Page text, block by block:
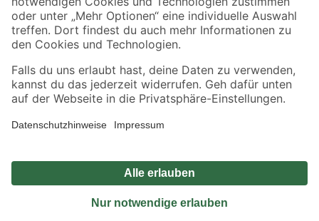
Alle Preisangaben in EUR inkl. gesetzl. MwSt.. Die dargestellten Angebote sind unter
Umständen nicht in allen Märkten verfügbar. Die angegebenen Verfügbarkeiten beziehen
Produkte nur solange der Vorrat reicht.
*Paketversand ab 59 € versandkostenfrei, gilt nicht für Artikel mit Speditionsversand, hier
Privatsphäre Impressum
Nutzungsbedingungen
Widerrufsrecht
Vertrag widerrufen